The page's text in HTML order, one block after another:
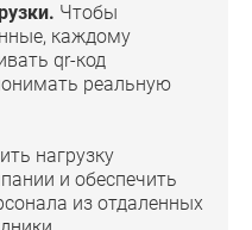
Чтобы
каждому
qr-код
реальную
нагрузку
и обеспечить
из отдаленных